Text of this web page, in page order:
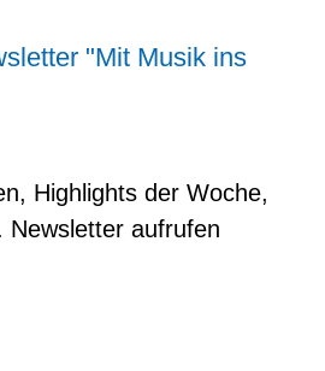
"Mit Musik ins
Highlights der Woche,
Newsletter aufrufen